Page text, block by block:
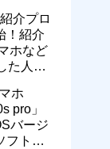
介プロ
！紹介
ホなど
た人は
ホ
pro」
バージ
フトウ